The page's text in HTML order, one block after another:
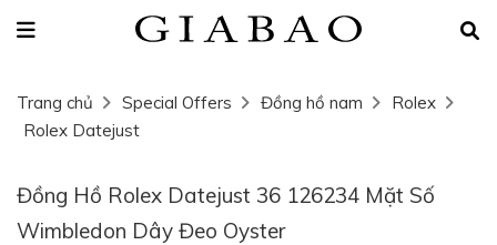
Trang chủ Special Offers Đồng hồ nam
Rolex
Rolex Datejust
Đồng Hồ Rolex Datejust 36 126234 Mặt Số
Wimbledon Dây Đeo Oyster